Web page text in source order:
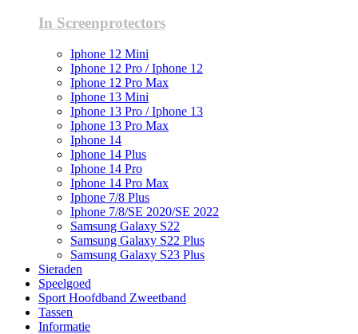
In Screenprotectors
Iphone 12 Mini
Iphone 12 Pro / Iphone 12
Iphone 12 Pro Max
Iphone 13 Mini
Iphone 13 Pro / Iphone 13
Iphone 13 Pro Max
Iphone 14
Iphone 14 Plus
Iphone 14 Pro
Iphone 14 Pro Max
Iphone 7/8 Plus
Iphone 7/8/SE 2020/SE 2022
Samsung Galaxy S22
Samsung Galaxy S22 Plus
Samsung Galaxy S23 Plus
Sieraden
Speelgoed
Sport Hoofdband Zweetband
Tassen
Informatie